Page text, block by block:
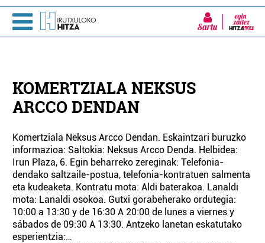
Sartu
KOMERTZIALA NEKSUS
ARCCO DENDAN
Komertziala Neksus Arcco Dendan. Eskaintzari buruzko
informazioa: Saltokia: Neksus Arcco Denda. Helbidea:
Irun Plaza, 6. Egin beharreko zereginak: Telefonia-
dendako saltzaile-postua, telefonia-kontratuen salmenta
eta kudeaketa. Kontratu mota: Aldi baterakoa. Lanaldi
mota: Lanaldi osokoa. Gutxi gorabeherako ordutegia:
10:00 a 13:30 y de 16:30 A 20:00 de lunes a viernes y
sábados de 09:30 A 13:30. Antzeko lanetan eskatutako
esperientzia:…